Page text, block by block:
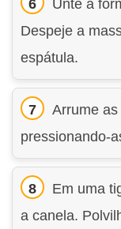
Unte a
Despeje a
espátula.
Arrume
pressionando-
Em uma
a canela.